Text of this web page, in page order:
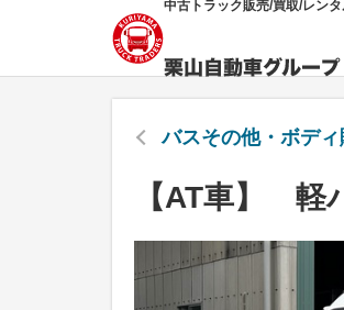
中古トラック販売/買取/レン
バスその他・ボデ
【AT車】 軽